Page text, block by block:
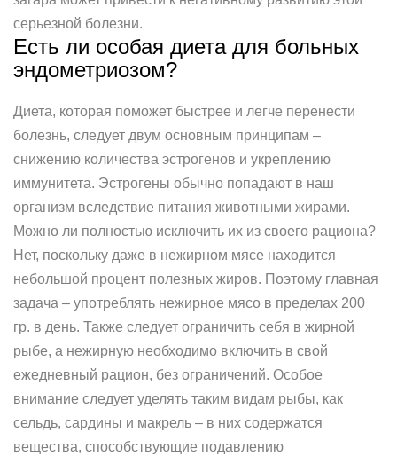
серьезной болезни.
Есть ли особая диета для больных
эндометриозом?
Диета, которая поможет быстрее и легче перенести
болезнь, следует двум основным принципам –
снижению количества эстрогенов и укреплению
иммунитета. Эстрогены обычно попадают в наш
организм вследствие питания животными жирами.
Можно ли полностью исключить их из своего рациона?
Нет, поскольку даже в нежирном мясе находится
небольшой процент полезных жиров. Поэтому главная
задача – употреблять нежирное мясо в пределах 200
гр. в день. Также следует ограничить себя в жирной
рыбе, а нежирную необходимо включить в свой
ежедневный рацион, без ограничений. Особое
внимание следует уделять таким видам рыбы, как
сельдь, сардины и макрель – в них содержатся
вещества, способствующие подавлению